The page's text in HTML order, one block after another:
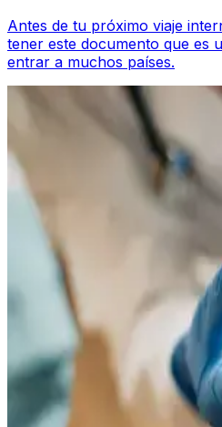
Antes de tu próximo viaje
tener este documento que es
entrar a muchos países.